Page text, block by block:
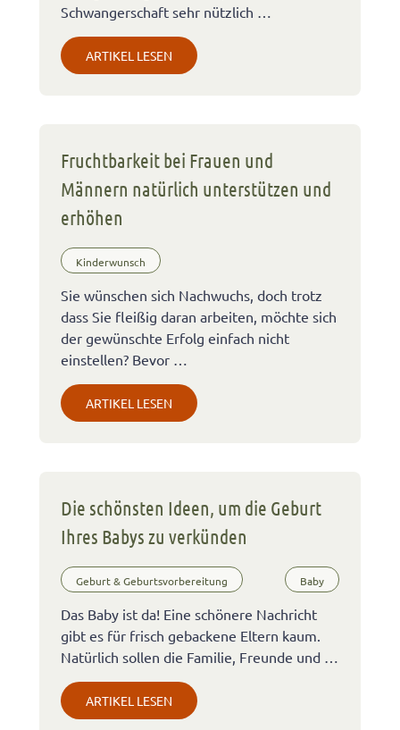
Schwangerschaft sehr nützlich …
ARTIKEL LESEN
Fruchtbarkeit bei Frauen und
Männern natürlich unterstützen und
erhöhen
Kinderwunsch
Sie wünschen sich Nachwuchs, doch trotz
dass Sie fleißig daran arbeiten, möchte sich
der gewünschte Erfolg einfach nicht
einstellen? Bevor …
ARTIKEL LESEN
Die schönsten Ideen, um die Geburt
Ihres Babys zu verkünden
Geburt & Geburtsvorbereitung Baby
Das Baby ist da! Eine schönere Nachricht
gibt es für frisch gebackene Eltern kaum.
Natürlich sollen die Familie, Freunde und …
ARTIKEL LESEN